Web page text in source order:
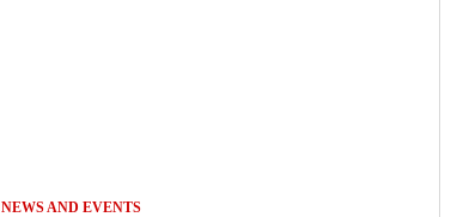
NEWS AND EVENTS